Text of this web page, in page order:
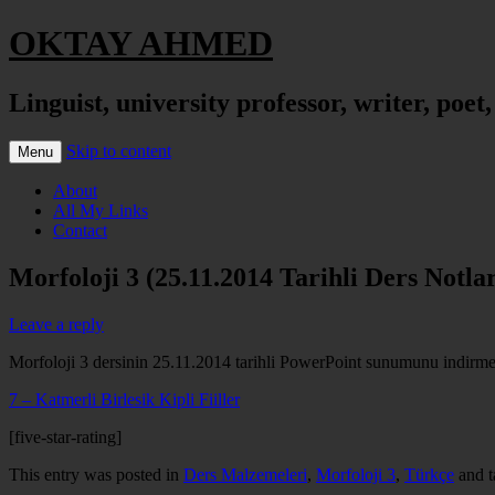
OKTAY AHMED
Linguist, university professor, writer,
Menu Skip to content
About
All My Links
Contact
Morfoloji 3 (25.11.2014 Tarihli Ders
Leave a reply
Morfoloji 3 dersinin 25.11.2014 tarihli PowerPoint sunumunu
7 – Katmerli Birlesik Kipli Fiiller
[five-star-rating]
This entry was posted in Ders Malzemeleri, Morfoloji 3, Türkçe and